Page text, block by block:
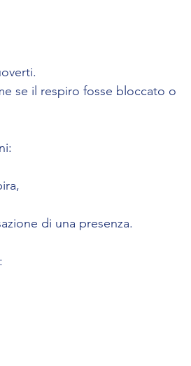
se il respiro fosse bloccato o
di una presenza.